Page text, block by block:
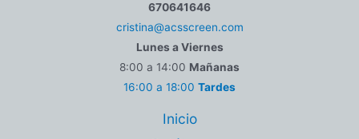
670641646
cristina@acsscreen.com
Lunes a Viernes
8:00 a 14:00 Mañanas
16:00 a 18:00 Tardes
Inicio